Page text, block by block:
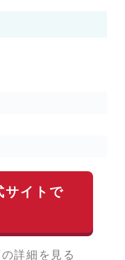
サイトで
詳細を見る